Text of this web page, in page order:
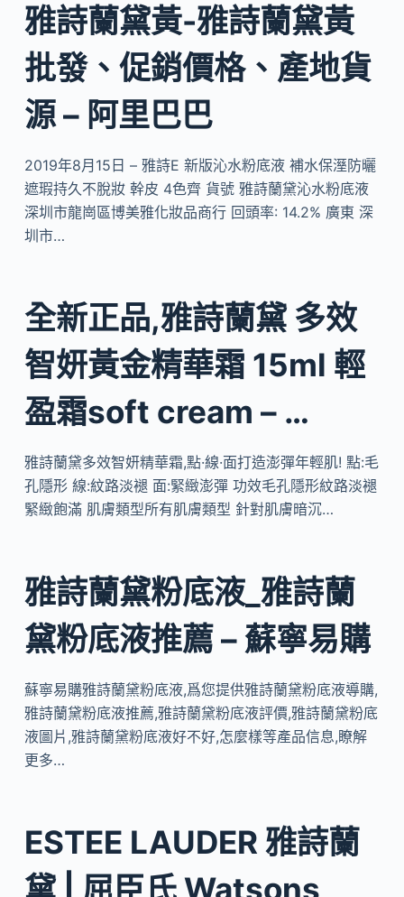
雅詩蘭黛黃-雅詩蘭黛黃
批發、促銷價格、產地貨
源 – 阿里巴巴
2019年8月15日 – 雅詩E 新版沁水粉底液 補水保溼防曬
遮瑕持久不脫妝 幹皮 4色齊 貨號 雅詩蘭黛沁水粉底液
深圳市龍崗區博美雅化妝品商行 回頭率: 14.2% 廣東 深
圳市…
全新正品,雅詩蘭黛 多效
智妍黃金精華霜 15ml 輕
盈霜soft cream – …
雅詩蘭黛多效智妍精華霜,點·線·面打造澎彈年輕肌! 點:毛
孔隱形 線:紋路淡褪 面:緊緻澎彈 功效毛孔隱形紋路淡褪
緊緻飽滿 肌膚類型所有肌膚類型 針對肌膚暗沉…
雅詩蘭黛粉底液_雅詩蘭
黛粉底液推薦 – 蘇寧易購
蘇寧易購雅詩蘭黛粉底液,爲您提供雅詩蘭黛粉底液導購,
雅詩蘭黛粉底液推薦,雅詩蘭黛粉底液評價,雅詩蘭黛粉底
液圖片,雅詩蘭黛粉底液好不好,怎麼樣等產品信息,瞭解
更多…
ESTEE LAUDER 雅詩蘭
黛 | 屈臣氏 Watsons